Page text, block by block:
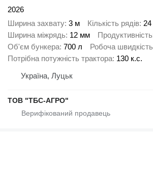
2026
Ширина захвату 3 м Кількість рядів 24
Ширина міжрядь 12 мм Продуктивність
Об'єм бункера 700 л Робоча швидкість
Потрібна потужність трактора 130 к.с.
Україна, Луцьк
ТОВ "ТБС-АГРО"